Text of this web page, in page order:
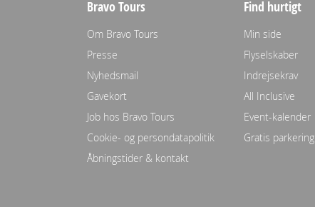
Bravo Tours
Om Bravo Tours
Presse
Nyhedsmail
Gavekort
Job hos Bravo Tours
Cookie- og persondatapolitik
Åbningstider & kontakt
Find hurtigt
Min side
Flyselskaber
Indrejsekrav
All Inclusive
Event-kalender
Gratis parkering